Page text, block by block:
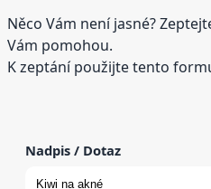
Něco Vám není jasné?
Vám pomohou.
K zeptání použijte tento
Nadpis / Dotaz